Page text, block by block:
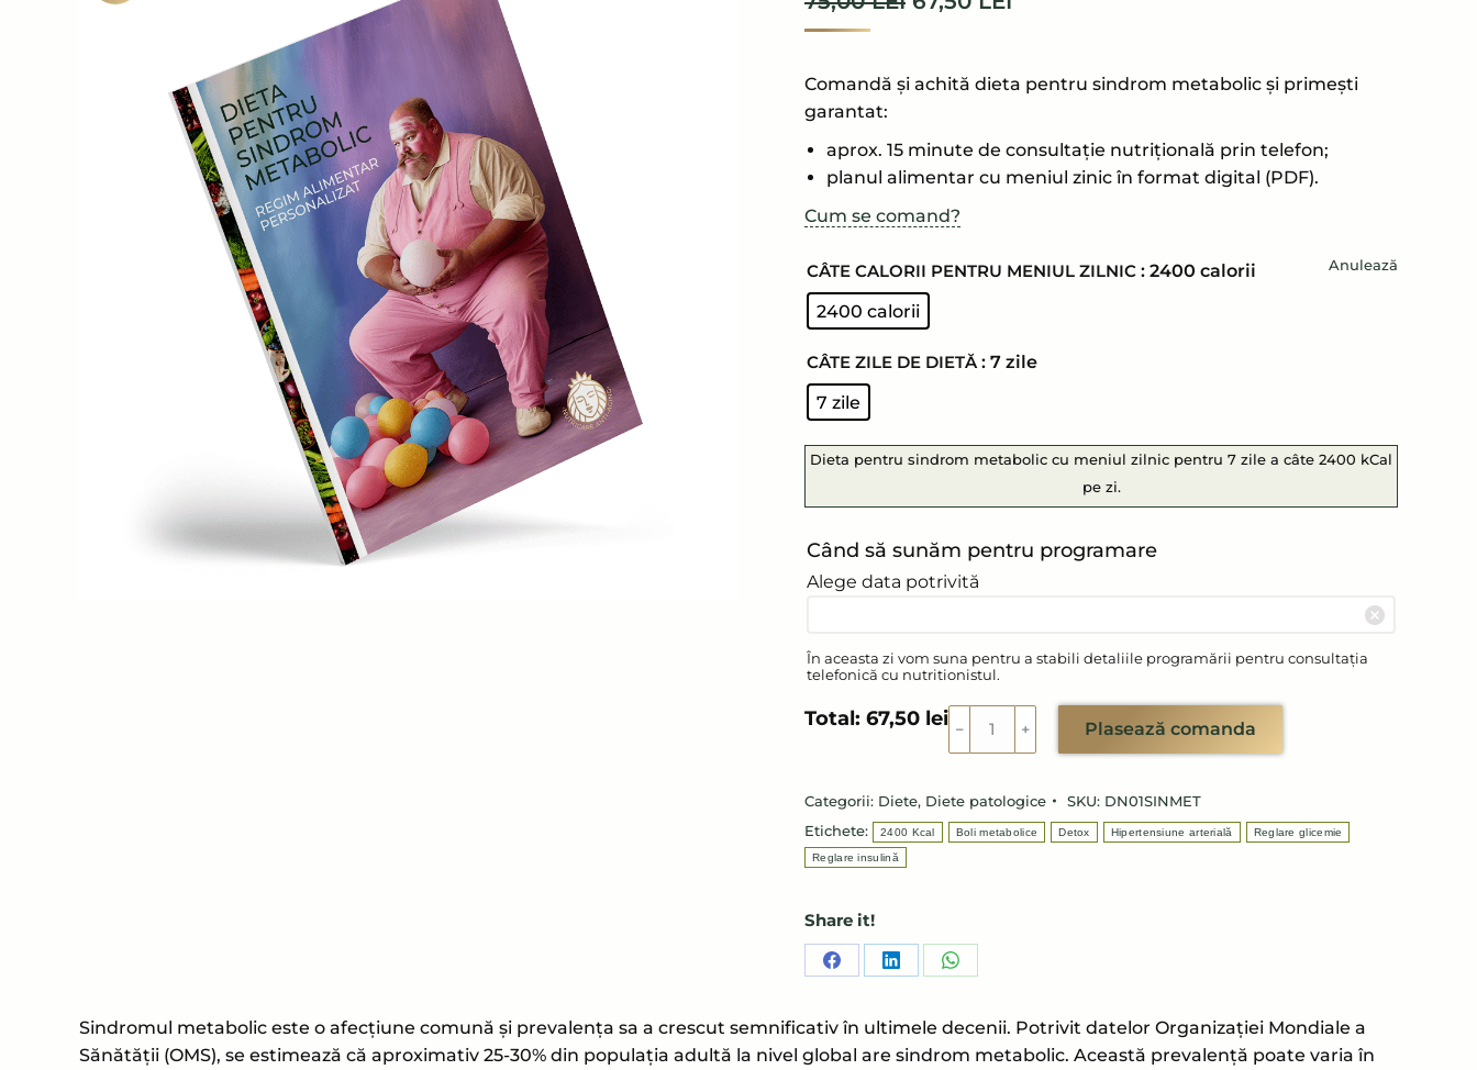
FOST:
67,50 LEI.
la clienți
Comandă și achită dieta pentru sindrom metabolic și primești
garantat:
aprox. 15 minute de consultație nutrițională prin telefon;
planul alimentar cu meniul zinic în format digital (PDF).
Cum se comand?
CÂTE CALORII PENTRU MENIUL ZILNIC : 2400 calorii
2400 calorii
CÂTE ZILE DE DIETĂ : 7 zile
7 zile
Anulează
Dieta pentru sindrom metabolic cu meniul zilnic pentru 7 zile a câte 2400 kCal
pe zi.
Când să sunăm pentru programare
Alege data potrivită
În aceasta zi vom suna pentru a stabili detaliile programării pentru consultația
telefonică cu nutritionistul.
Total: 67,50 leiCantitate
sindrom
metabolic
﹣ ﹢ Plasează comanda
Categorii: Diete, Diete patologice SKU: DN01SINMET
Etichete:
2400 Kcal Boli metabolice Detox Hipertensiune arterială Reglare glicemie
Reglare insulină
Share it!
Share
Facebook
Share
LinkedIn
Share
WhatsApp
Sindromul metabolic este o afecțiune comună și prevalența sa a crescut semnificativ în ultimele decenii. Potrivit datelor Organizației Mondiale a
Sănătății (OMS), se estimează că aproximativ 25-30% din populația adultă la nivel global are sindrom metabolic. Această prevalență poate varia în